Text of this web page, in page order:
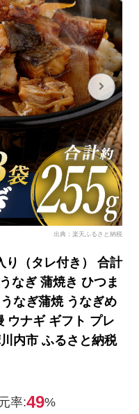
出典：楽天ふるさと納税
り（タレ付き） 合計
ぎ 蒲焼き ひつま
なぎ蒲焼 うなぎめ
ウナギ ギフト プレ
内市 ふるさと納税
率:49%